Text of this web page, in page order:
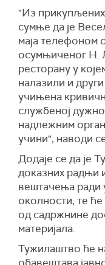
"Из
сумње да је
маја телефоном
осумњиченог Н.
ресторану у
налазили и
учињена
службеној
надлежним
учини", наводи
Додаје се да је
доказних радњи
вештачења ради
околности, те
од садржнине
материјала.
Тужилаштво ће